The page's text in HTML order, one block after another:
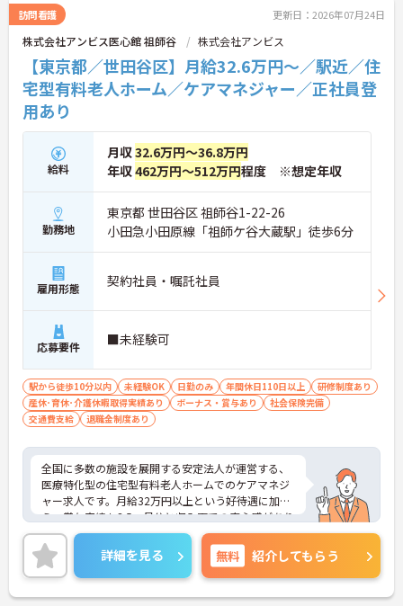
連携の体制がしっかりと整っています。働き方の面
では、夜勤明けの翌日が原則として公休となるほ
か、月平均の残業時間も5時間から7時間程度とかな
り少なめです。常勤スタッフの比率が90パーセント
を超えているため急な勤務変更が発生しにくく、あ
らかじめ決められた訪問予定表に沿って規則正しく
働けます。入職後は現場スタッフによるお一人おひ
とりに合わせた個別のOJT研修が実施されます。eラ
専門性を着実に深めていける環境が用意されていま
す。
★おすすめPOINT★
＜個別ＯＪＴとチーム連携で着実に成長！＞
・入職後はお一人おひとりの習熟度に合わせた個別
のＯＪＴ研修を実施し、ｅラーニングを用いた学習
の機会も提供されます
・施設内には看護師が24時間常駐しており、急変時
・介護スタッフと看護スタッフの比率が1対1で相談
しやすく、初任者研修や実務者研修からでも着実に
専門性を高められます
＜残業月7時間以下で身体の負担を軽減！＞
・常勤で働くスタッフの比率が90パーセント以上と
高く、急なシフト変更や無理な長時間勤務が発生し
にくい人員体制です
・訪問スケジュールに沿って施設内でのケアを行う
ため、月平均の残業時間は5時間から7時間程度とか
なり少なめに抑えられます
・夜勤明けの翌日は原則としてお休みとなるシフト
編成が組まれており、しっかりと休息を取りながら
長期的な就業が可能です
＜評価制度でキャリアアップ＞
・介護福祉士や初任者研修などの資格や実務経験、
夜勤回数がしっかりと給与に反映されるためモチベ
訪問看護 更新日：2026年07月24日
株式会社アンビス医心館 祖師谷 株式会社アンビス
【東京都／世田谷区】月給32.6万円～／駅近／住
宅型有料老人ホーム／ケアマネジャー／正社員登
用あり
給料
月収32.6万円～36.8万円
年収462万円～512万円程度 ※想定年収
勤務地
東京都 世田谷区 祖師谷1-22-26
小田急小田原線「祖師ケ谷大蔵駅」徒歩6分
雇用形態 契約社員・嘱託社員
応募要件 ■未経験可
駅から徒歩10分以内 未経験OK 日勤のみ 年間休日110日以上
研修制度あり
産休･育休･介護休暇取得実績あり
ボーナス・賞与あり
社会保険完備
交通費支給
退職金制度あり
全国に多数の施設を展開する安定法人が運営する、
医療特化型の住宅型有料老人ホームでのケアマネジ
ャー求人です。月給32万円以上という好待遇に加
え、賞与実績も3.5ヶ月分と収入面での安心感があり
ます。現場では看護師が24時間常駐しており、多職
種連携によるチームケアを実践できるため、ご入居
者様にしっかりと寄り添えます。また、煩雑な請求
業務は本社の専門スタッフが代行してくれるため業
務負担が少なく残業も少なめです。資格更新にかか
詳細を見る 無料 紹介してもらう